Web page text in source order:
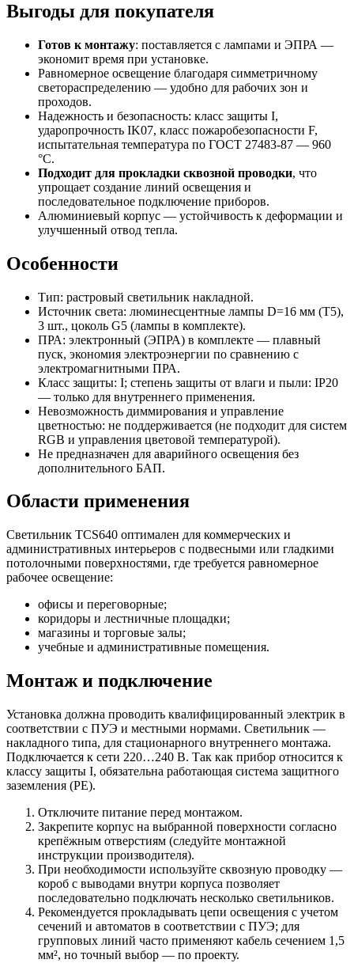
Выгоды для покупателя
Готов к монтажу: поставляется с лампами и ЭПРА —
экономит время при установке.
Равномерное освещение благодаря симметричному
светораспределению — удобно для рабочих зон и
проходов.
Надежность и безопасность: класс защиты I,
ударопрочность IK07, класс пожаробезопасности F,
испытательная температура по ГОСТ 27483-87 — 960
°C.
Подходит для прокладки сквозной проводки, что
упрощает создание линий освещения и
последовательное подключение приборов.
Алюминиевый корпус — устойчивость к деформации и
улучшенный отвод тепла.
Особенности
Тип: растровый светильник накладной.
Источник света: люминесцентные лампы D=16 мм (T5),
3 шт., цоколь G5 (лампы в комплекте).
ПРА: электронный (ЭПРА) в комплекте — плавный
пуск, экономия электроэнергии по сравнению с
электромагнитными ПРА.
Класс защиты: I; степень защиты от влаги и пыли: IP20
— только для внутреннего применения.
Невозможность диммирования и управление
цветностью: не поддерживается (не подходит для систем
RGB и управления цветовой температурой).
Не предназначен для аварийного освещения без
дополнительного БАП.
Области применения
Светильник TCS640 оптимален для коммерческих и
административных интерьеров с подвесными или гладкими
потолочными поверхностями, где требуется равномерное
рабочее освещение:
офисы и переговорные;
коридоры и лестничные площадки;
магазины и торговые залы;
учебные и административные помещения.
Монтаж и подключение
Установка должна проводить квалифицированный электрик в
соответствии с ПУЭ и местными нормами. Светильник —
накладного типа, для стационарного внутреннего монтажа.
Подключается к сети 220…240 В. Так как прибор относится к
классу защиты I, обязательна работающая система защитного
заземления (PE).
Отключите питание перед монтажом.
Закрепите корпус на выбранной поверхности согласно
крепёжным отверстиям (следуйте монтажной
инструкции производителя).
При необходимости используйте сквозную проводку —
короб с выводами внутри корпуса позволяет
последовательно подключать несколько светильников.
Рекомендуется прокладывать цепи освещения с учетом
сечений и автоматов в соответствии с ПУЭ; для
групповых линий часто применяют кабель сечением 1,5
мм², но точный выбор — по проекту.